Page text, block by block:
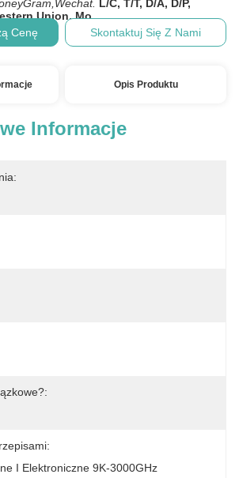
L/C, T/T, D/A, D/P,
Union, Mo
Cenę
Skontaktuj Się Z Nami
Opis Produktu
Informacje
I Elektroniczne 9K-3000GHz